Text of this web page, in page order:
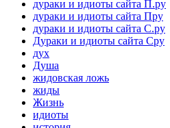
дураки и идиоты сайта П.ру
дураки и идиоты сайта Пру
дураки и идиоты сайта С.ру
Дураки и идиоты сайта Сру
дух
Душа
жидовская ложь
жиды
Жизнь
идиоты